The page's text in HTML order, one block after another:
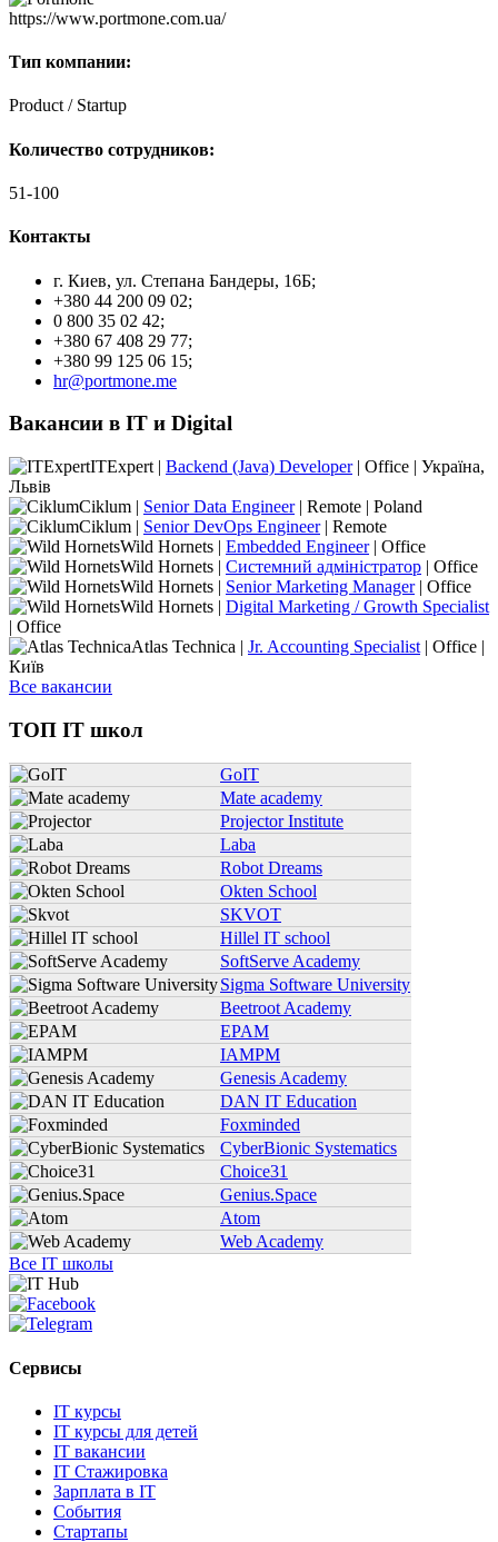
https://www.portmone.com.ua/
Тип компании:
Product / Startup
Количество сотрудников:
51-100
Контакты
г. Киев, ул. Степана Бандеры, 16Б;
+380 44 200 09 02;
0 800 35 02 42;
+380 67 408 29 77;
+380 99 125 06 15;
hr@portmone.me
Вакансии в IT и Digital
ITExpert | Backend (Java) Developer| Office | Україна,
Львів
Ciklum | Senior Data Engineer| Remote | Poland
Ciklum | Senior DevOps Engineer| Remote
Wild Hornets | Embedded Engineer| Office
Wild Hornets | Системний адміністратор | Office
Wild Hornets | Senior Marketing Manager| Office
Wild Hornets | Digital Marketing / Growth Specialist
| Office
Atlas Technica | Jr. Accounting Specialist | Office |
Київ
Все вакансии
ТОП IT школ
GoIT
Mate academy
Projector Institute
Laba
Robot Dreams
Okten School
SKVOT
Hillel IT school
SoftServe Academy
Sigma Software University
Beetroot Academy
EPAM
IAMPM
Genesis Academy
DAN IT Education
Foxminded
CyberBionic Systematics
Choice31
Genius.Space
Atom
Web Academy
Все IT школы
Сервисы
IT курсы
IT курсы для детей
IT вакансии
IT Стажировка
Зарплата в IT
События
Стартапы